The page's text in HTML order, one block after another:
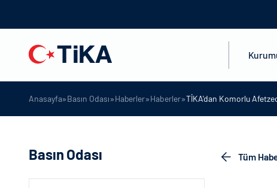
Anasayfa»Basın Odası»Haberler»Haberler»TİKA'dan Komorlu
Basın Odası Tüm